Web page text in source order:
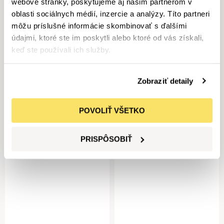
oblasti sociálnych médií, inzercie a analýzy. Títo partneri
môžu príslušné informácie skombinovať s ďalšími
údajmi, ktoré ste im poskytli alebo ktoré od vás získali,
keď ste používali ich služby.
Zobraziť detaily
POVOLIŤ VŠETKO
PRISPÔSOBIŤ
+421 918 500 198
Lenka.Fabova@hedinautomotive.sk
Predajca osobných vozidiel
+421 918 500 245
Richard.Gogola@hedinautomotive.sk